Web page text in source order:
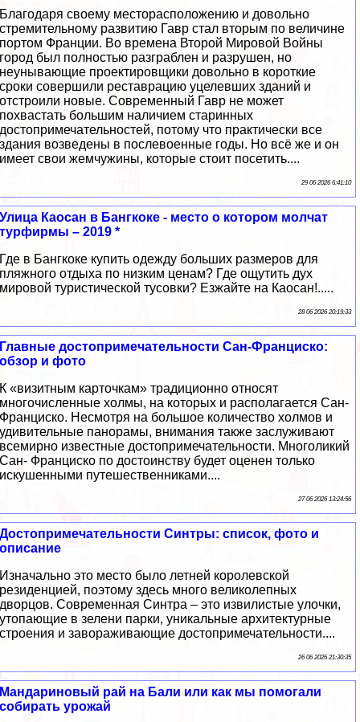
Благодаря своему месторасположению и довольно
стремительному развитию Гавр стал вторым по величине
портом Франции. Во времена Второй Мировой Войны
город был полностью разграблен и разрушен, но
неунывающие проектировщики довольно в короткие
сроки совершили реставрацию уцелевших зданий и
отстроили новые. Современный Гавр не может
похвастать большим наличием старинных
достопримечательностей, потому что практически все
здания возведены в послевоенные годы. Но всё же и он
имеет свои жемчужины, которые стоит посетить....
29 06 2026 6:41:10
Улица Каосан в Бангкоке - место о котором молчат
турфирмы – 2019 *
Где в Бангкоке купить одежду больших размеров для
пляжного отдыха по низким ценам? Где ощутить дух
мировой туристической тусовки? Езжайте на Каосан!.....
28 06 2026 20:19:33
Главные достопримечательности Сан-Франциско:
обзор и фото
К «визитным карточкам» традиционно относят
многочисленные холмы, на которых и располагается Сан-
Франциско. Несмотря на большое количество холмов и
удивительные панорамы, внимания также заслуживают
всемирно известные достопримечательности. Многоликий
Сан- Франциско по достоинству будет оценен только
искушенными путешественниками....
27 06 2026 13:24:56
Достопримечательности Синтры: список, фото и
описание
Изначально это место было летней королевской
резиденцией, поэтому здесь много великолепных
дворцов. Современная Синтра – это извилистые улочки,
утопающие в зелени парки, уникальные архитектурные
строения и завораживающие достопримечательности....
26 06 2026 21:30:35
Мандариновый рай на Бали или как мы помогали
собирать урожай